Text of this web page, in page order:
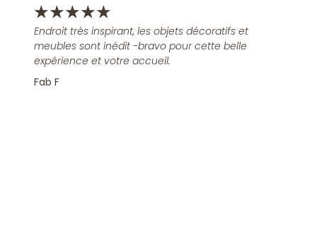
★★★★★
Endroit très inspirant, les objets décoratifs et
meubles sont inédit -bravo pour cette belle
expérience et votre accueil.
Fab F